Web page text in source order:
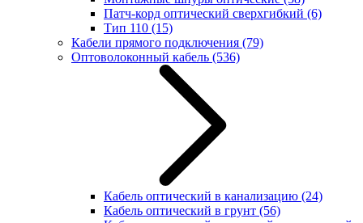
Патч-корд оптический сверхгибкий (6)
Тип 110 (15)
Кабели прямого подключения (79)
Оптоволоконный кабель (536)
Кабель оптический в канализацию (24)
Кабель оптический в грунт (56)